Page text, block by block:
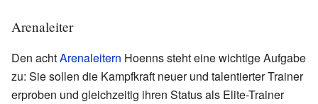
Arenaleiter
Den achtArenaleitern Hoenns steht eine wichtige Aufgabe
zu: Sie sollen die Kampfkraft neuer und talentierter Trainer
erproben und gleichzeitig ihren Status als Elite-Trainer